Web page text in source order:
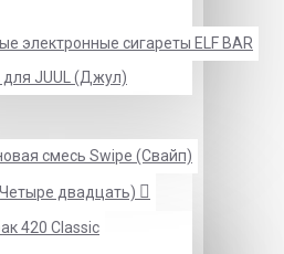
электронные сигареты ELF BAR
JUUL (Джул)
смесь Swipe (Свайп)
двадцать)
420 Classic